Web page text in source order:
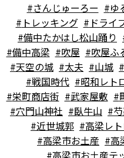
さんじゅーろー ゆ
トレッキング
ドライ
備中たかはし松山踊り
備中高梁
吹屋 吹屋ふ
天空の城
太夫 山城
戦国時代
昭和レト
栄町商店街
武家屋敷
穴門山神社
臥牛山
近世城郭
高梁レ
高梁市お土産
高
高梁市お土産テ